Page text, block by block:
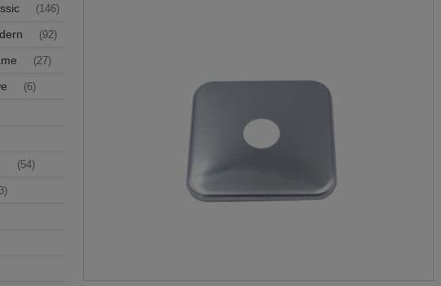
(146)
(92)
(27)
(6)
(54)